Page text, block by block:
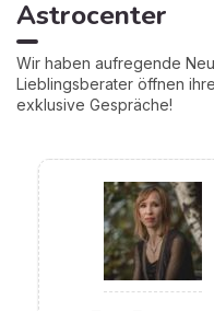
Astrocenter
Wir haben aufregende
Lieblingsberater öffnen
exklusive Gespräche!